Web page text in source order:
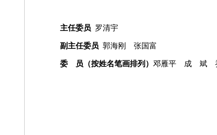
主任委员 罗清宇
副主任委员 郭海刚 张国富
委 员（按姓名笔画排列） 邓雁平 成 斌